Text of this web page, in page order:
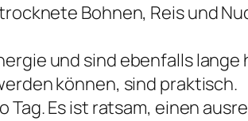
Bohnen, Reis und
und sind ebenfalls lange
können, sind praktisch.
Es ist ratsam, einen